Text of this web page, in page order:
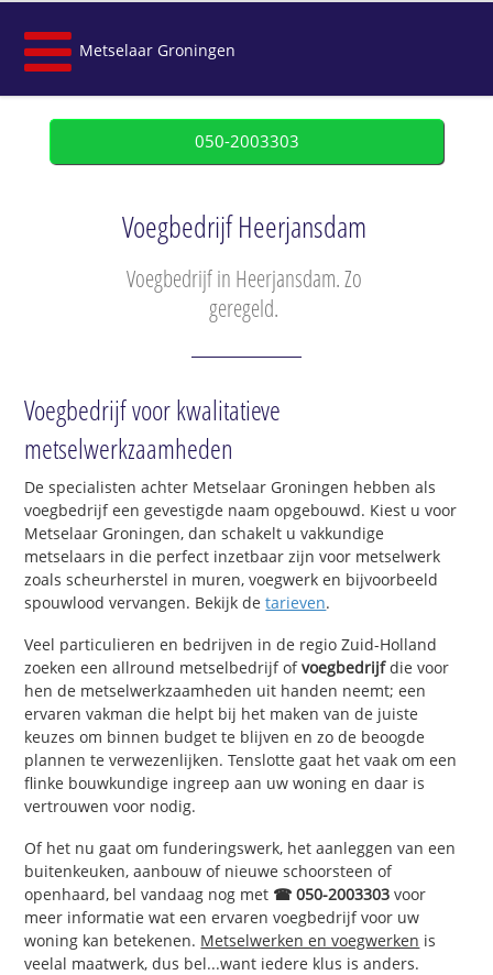
Metselaar Groningen
050-2003303
Voegbedrijf Heerjansdam
Voegbedrijf in Heerjansdam. Zo
geregeld.
Voegbedrijf voor kwalitatieve
metselwerkzaamheden
De specialisten achter Metselaar Groningen hebben als
voegbedrijf een gevestigde naam opgebouwd. Kiest u voor
Metselaar Groningen, dan schakelt u vakkundige
metselaars in die perfect inzetbaar zijn voor metselwerk
zoals scheurherstel in muren, voegwerk en bijvoorbeeld
spouwlood vervangen. Bekijk detarieven.
Veel particulieren en bedrijven in de regio Zuid-Holland
zoeken een allround metselbedrijf ofvoegbedrijfdie voor
hen de metselwerkzaamheden uit handen neemt; een
ervaren vakman die helpt bij het maken van de juiste
keuzes om binnen budget te blijven en zo de beoogde
plannen te verwezenlijken. Tenslotte gaat het vaak om een
flinke bouwkundige ingreep aan uw woning en daar is
vertrouwen voor nodig.
Of het nu gaat om funderingswerk, het aanleggen van een
buitenkeuken, aanbouw of nieuwe schoorsteen of
openhaard, bel vandaag nog met ☎ 050-2003303 voor
meer informatie wat een ervaren voegbedrijf voor uw
woning kan betekenen. Metselwerken en voegwerken is
veelal maatwerk, dus bel...want iedere klus is anders.